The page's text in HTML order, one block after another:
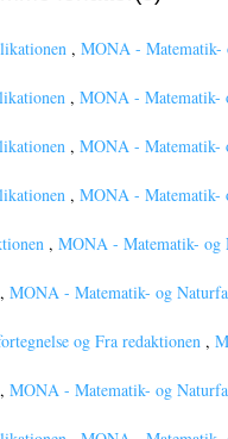
, MONA - Matematik-
, MONA - Matematik-
, MONA - Matematik-
, MONA - Matematik-
, MONA - Matematik- og
, MONA - Matematik- og
og Fra redaktionen ,
, MONA - Matematik- og